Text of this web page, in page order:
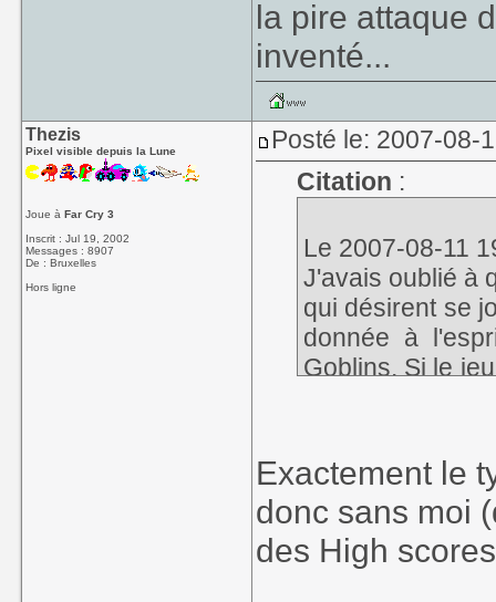
la pire attaque
inventé...
Thezis
Pixel visible depuis la Lune
Joue àFar Cry 3
Inscrit : Jul 19, 2002
Messages : 8907
De : Bruxelles
Hors ligne
Posté le: 2007-08-
Citation :
Le 2007-08-11
J'avais oublié à
qui désirent se
donnée à
Goblins. Si le
Exactement le
donc sans moi
des High